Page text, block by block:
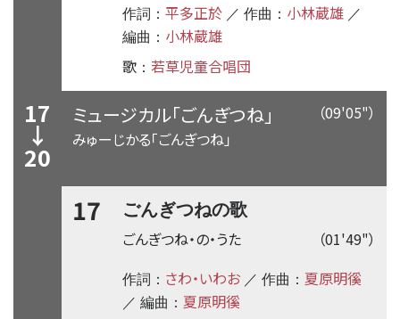
作詞： 平多正於 ／ 作曲： 小林蔵雄 ／
編曲： 小林蔵雄
歌 ： 若草児童合唱団
17
↓
20
（09'05"）
ミュージカル「ごんぎつね」
みゅーじかる「ごんぎつね」
17 ごんぎつねの歌
（01'49"）
ごんぎつね・の・うた
作詞： さわ・いわお ／ 作曲： 夏原明徯
／ 編曲： 夏原明徯